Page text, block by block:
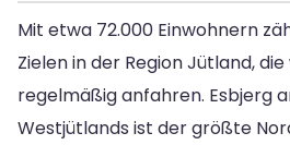
Mit etwa 72.000 Einwohnern
Zielen in der Region Jütland,
regelmäßig anfahren. Esbjerg
Westjütlands ist der größte